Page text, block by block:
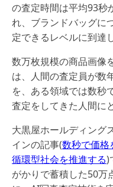
の査定時間は平均93秒
れ、ブランドバッグに
定できるレベルに到達
数万枚規模の商品画像
は、人間の査定員が数
を、ある領域では数秒
査定をしてきた人間に
大黒屋ホールディング
インの記事(数秒で価格
循環型社会を推進する)
がかりで蓄積した50万